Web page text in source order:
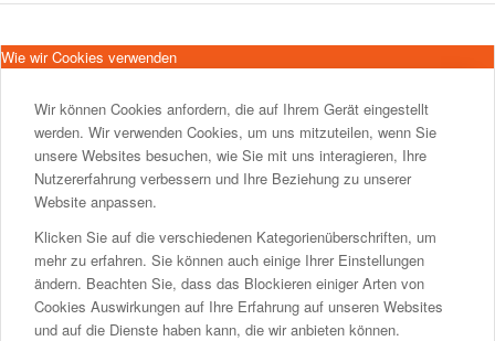
Wie wir Cookies verwenden
Wir können Cookies anfordern, die auf Ihrem Gerät eingestellt
werden. Wir verwenden Cookies, um uns mitzuteilen, wenn Sie
unsere Websites besuchen, wie Sie mit uns interagieren, Ihre
Nutzererfahrung verbessern und Ihre Beziehung zu unserer
Website anpassen.
Klicken Sie auf die verschiedenen Kategorienüberschriften, um
mehr zu erfahren. Sie können auch einige Ihrer Einstellungen
ändern. Beachten Sie, dass das Blockieren einiger Arten von
Cookies Auswirkungen auf Ihre Erfahrung auf unseren Websites
und auf die Dienste haben kann, die wir anbieten können.